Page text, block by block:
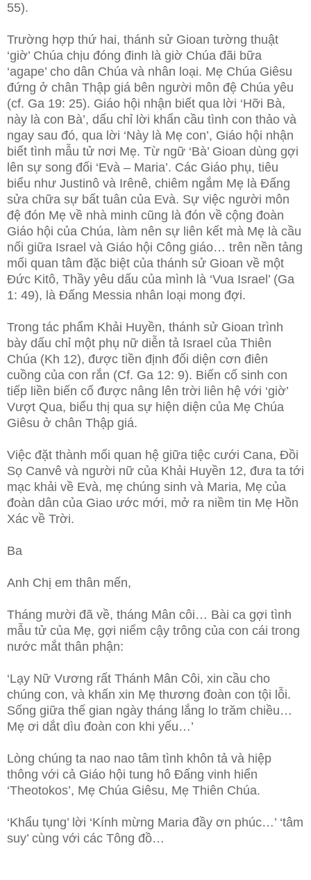
55).
Trường hợp thứ hai, thánh sử Gioan tường thuật
‘giờ’ Chúa chịu đóng đinh là giờ Chúa đãi bữa
‘agape’ cho dân Chúa và nhân loại. Mẹ Chúa Giêsu
đứng ở chân Thập giá bên người môn đệ Chúa yêu
(cf. Ga 19: 25). Giáo hội nhận biết qua lời ‘Hỡi Bà,
này là con Bà’, dấu chỉ lời khẩn cầu tình con thảo và
ngay sau đó, qua lời ‘Này là Mẹ con’, Giáo hội nhận
biết tình mẫu tử nơi Mẹ. Từ ngữ ‘Bà’ Gioan dùng gợi
lên sự song đối ‘Evà – Maria’. Các Giáo phụ, tiêu
biểu như Justinô và Irênê, chiêm ngắm Mẹ là Đấng
sửa chữa sự bất tuân của Evà. Sự việc người môn
đệ đón Mẹ về nhà minh cũng là đón về cộng đoàn
Giáo hội của Chúa, làm nên sự liên kết mà Mẹ là cầu
nối giữa Israel và Giáo hội Công giáo… trên nền tảng
mối quan tâm đặc biệt của thánh sử Gioan về một
Đức Kitô, Thầy yêu dấu của mình là ‘Vua Israel’ (Ga
1: 49), là Đấng Messia nhân loại mong đợi.
Trong tác phẩm Khải Huyền, thánh sử Gioan trình
bày dấu chỉ một phụ nữ diễn tả Israel của Thiên
Chúa (Kh 12), được tiền định đối diện cơn điên
cuồng của con rắn (Cf. Ga 12: 9). Biến cố sinh con
tiếp liền biến cố được nâng lên trời liên hệ với ‘giờ’
Vượt Qua, biểu thị qua sự hiện diện của Mẹ Chúa
Giêsu ở chân Thập giá.
Việc đặt thành mối quan hệ giữa tiệc cưới Cana, Đồi
Sọ Canvê và người nữ của Khải Huyền 12, đưa ta tới
mạc khải về Evà, mẹ chúng sinh và Maria, Mẹ của
đoàn dân của Giao ước mới, mở ra niềm tin Mẹ Hồn
Xác về Trời.
Ba
Anh Chị em thân mến,
Tháng mười đã về, tháng Mân côi… Bài ca gợi tình
mẫu tử của Mẹ, gợi niểm cậy trông của con cái trong
nước mắt thân phận:
‘Lạy Nữ Vương rất Thánh Mân Côi, xin cầu cho
chúng con, và khấn xin Mẹ thương đoàn con tội lỗi.
Sống giữa thế gian ngày tháng lắng lo trăm chiều…
Mẹ ơi dắt dìu đoàn con khi yếu…’
Lòng chúng ta nao nao tâm tình khôn tả và hiệp
thông với cả Giáo hội tung hô Đấng vinh hiển
‘Theotokos’, Mẹ Chúa Giêsu, Mẹ Thiên Chúa.
‘Khẩu tụng’ lời ‘Kính mừng Maria đầy ơn phúc…’ ‘tâm
suy’ cùng với các Tông đồ…